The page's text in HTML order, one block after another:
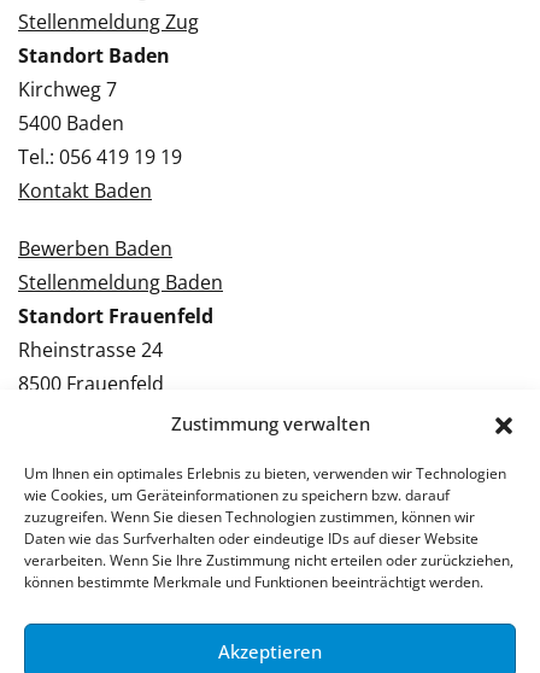
Zustimmung verwalten
Um Ihnen ein optimales Erlebnis zu bieten, verwenden wir Technologien
wie Cookies, um Geräteinformationen zu speichern bzw. darauf
zuzugreifen. Wenn Sie diesen Technologien zustimmen, können wir
Daten wie das Surfverhalten oder eindeutige IDs auf dieser Website
verarbeiten. Wenn Sie Ihre Zustimmung nicht erteilen oder zurückziehen,
können bestimmte Merkmale und Funktionen beeinträchtigt werden.
Akzeptieren
Stellenmeldung Zug
Standort Baden
Kirchweg 7
5400 Baden
Tel.: 056 419 19 19
Kontakt Baden
Bewerben Baden
Stellenmeldung Baden
Standort Frauenfeld
Rheinstrasse 24
8500 Frauenfeld
Tel.: 052 224 09 09
Bewerben Frauenfeld
Stellenmeldung Frauenfeld
© 2026 Stellenpartner AG